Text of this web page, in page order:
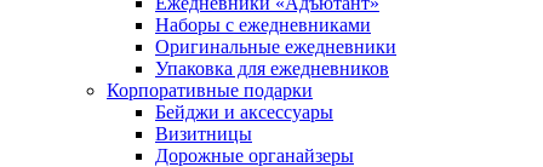
Наборы с ежедневниками
Оригинальные ежедневники
Упаковка для ежедневников
Корпоративные подарки
Бейджи и аксессуары
Визитницы
Дорожные органайзеры